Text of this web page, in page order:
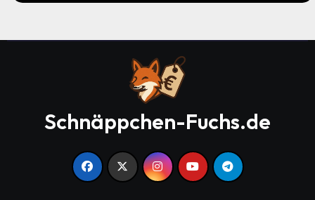
Schnäppchen-Fuchs.de